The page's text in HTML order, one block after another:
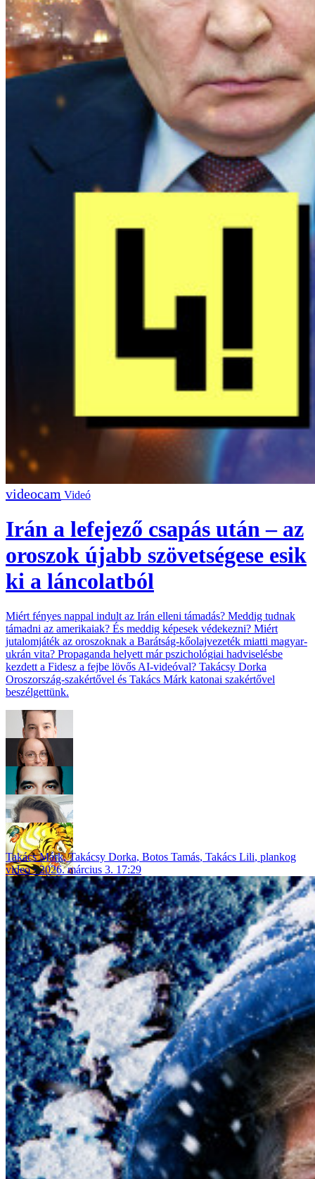
Videó
Irán a lefejező csapás után – az
oroszok újabb szövetségese esik
ki a láncolatból
Miért fényes nappal indult az Irán elleni támadás? Meddig tudnak
támadni az amerikaiak? És meddig képesek védekezni? Miért
jutalomjáték az oroszoknak a Barátság-kőolajvezeték miatti magyar-
ukrán vita? Propaganda helyett már pszichológiai hadviselésbe
kezdett a Fidesz a fejbe lövős AI-videóval? Takácsy Dorka
Oroszország-szakértővel és Takács Márk katonai szakértővel
beszélgettünk.
Takács Márk,Takácsy Dorka, Botos Tamás, Takács Lili, plankog
video
2026. március 3. 17:29